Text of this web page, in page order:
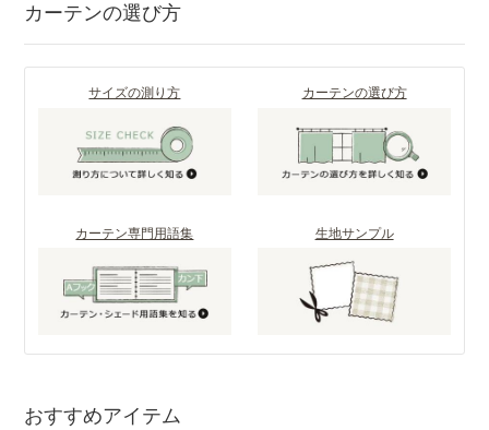
カーテンの選び方
サイズの測り方 カーテンの選び方
カーテン専門用語集 生地サンプル
おすすめアイテム